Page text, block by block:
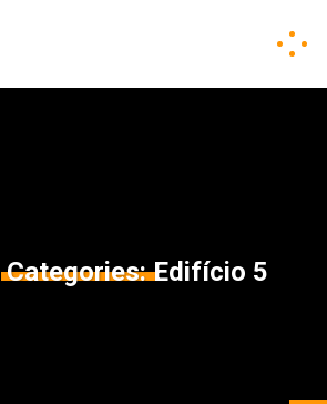
Edifício 5